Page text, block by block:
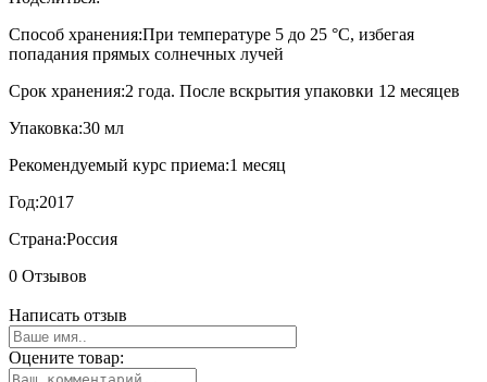
Способ хранения:При температуре 5 до 25 °C, избегая
попадания прямых солнечных лучей
Срок хранения:2 года. После вскрытия упаковки 12 месяцев
Упаковка:30 мл
Рекомендуемый курс приема:1 месяц
Год:2017
Страна:Россия
0 Отзывов
Написать отзыв
Оцените товар: